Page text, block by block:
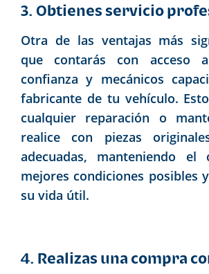
3. Obtienes servicio
Otra de las ventajas más
que contarás con acceso
confianza y mecánicos
fabricante de tu vehículo.
cualquier reparación o
realice con piezas
adecuadas, manteniendo
mejores condiciones posibles
su vida útil.
4. Realizas una compra